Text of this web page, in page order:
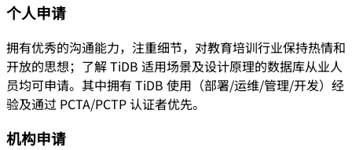
个人申请
拥有优秀的沟通能力，注重细节，对教育培训行业保持热情和
开放的思想；了解 TiDB 适用场景及设计原理的数据库从业人
员均可申请。其中拥有 TiDB 使用（部署/运维/管理/开发）经
验及通过 PCTA/PCTP 认证者优先。
机构申请